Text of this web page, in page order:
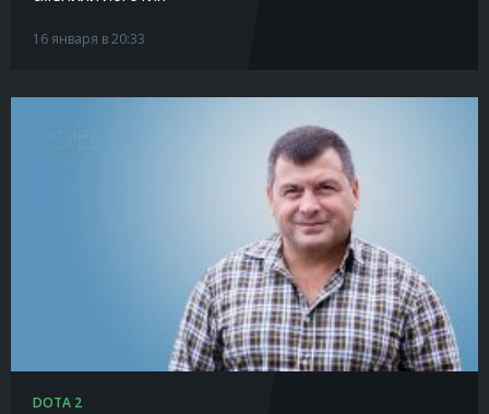
16 января в 20:33
DOTA 2